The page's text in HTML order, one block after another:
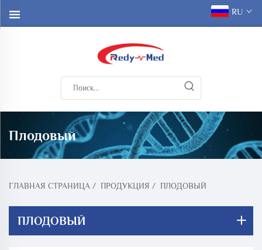
RU
Плодовый
ГЛАВНАЯ СТРАНИЦА / ПРОДУКЦИЯ / ПЛОДОВЫЙ
ПЛОДОВЫЙ